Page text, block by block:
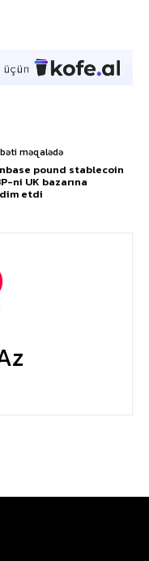
məqalədə
pound stablecoin
ni UK bazarına
etdi